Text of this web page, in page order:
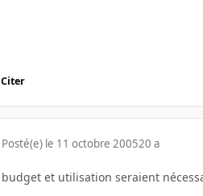
Citer
Posté(e) le 11 octobre 200520 a
budget et utilisation seraient